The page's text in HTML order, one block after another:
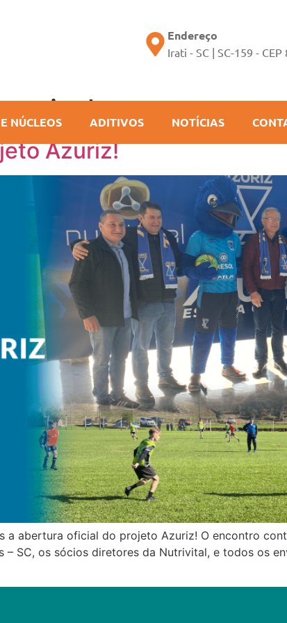
Endereço
Irati - SC | SC-159 -
NÚCLEOS ADITIVOS NOTÍCIAS
Azuriz!
a abertura oficial do projeto Azuriz! O encontro
SC, os sócios diretores da Nutrivital, e todos os